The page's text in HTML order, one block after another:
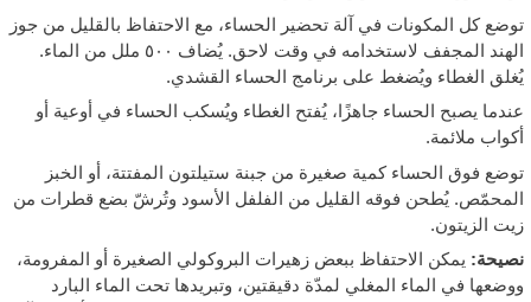
كل المكونات في آلة تحضير الحساء، مع الاحتفاظ بالقليل من جوز
الهند المجفف لاستخدامه في وقت لاحق. يُضاف ٥٠٠ ملل من الماء.
الغطاء ويُضغط على برنامج الحساء القشدي.
يصبح الحساء جاهزًا، يُفتح الغطاء ويُسكب الحساء في أوعية أو
ملائمة.
فوق الحساء كمية صغيرة من جبنة ستيلتون المفتتة، أو الخبز
يُطحن فوقه القليل من الفلفل الأسود وتُرشّ بضع قطرات من
الزيتون.
يمكن الاحتفاظ ببعض زهيرات البروكولي الصغيرة أو المفرومة،
في الماء المغلي لمدّة دقيقتين، وتبريدها تحت الماء البارد